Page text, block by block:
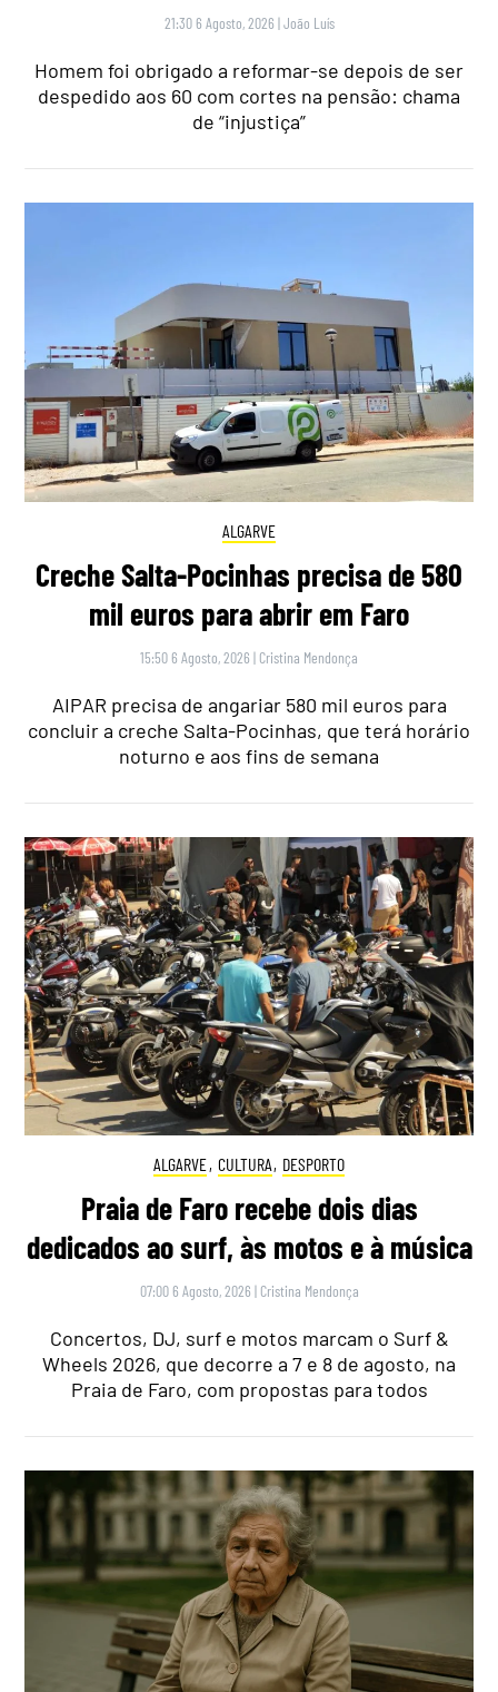
21:30 6 Agosto, 2026 |João Luís
Homem foi obrigado a reformar-se depois de ser
despedido aos 60 com cortes na pensão: chama
de “injustiça”
ALGARVE
Creche Salta-Pocinhas precisa de 580
mil euros para abrir em Faro
15:50 6 Agosto, 2026 | Cristina Mendonça
AIPAR precisa de angariar 580 mil euros para
concluir a creche Salta-Pocinhas, que terá horário
noturno e aos fins de semana
ALGARVE, CULTURA, DESPORTO
Praia de Faro recebe dois dias
dedicados ao surf, às motos e à música
07:00 6 Agosto, 2026 | Cristina Mendonça
Concertos, DJ, surf e motos marcam o Surf &
Wheels 2026, que decorre a 7 e 8 de agosto, na
Praia de Faro, com propostas para todos